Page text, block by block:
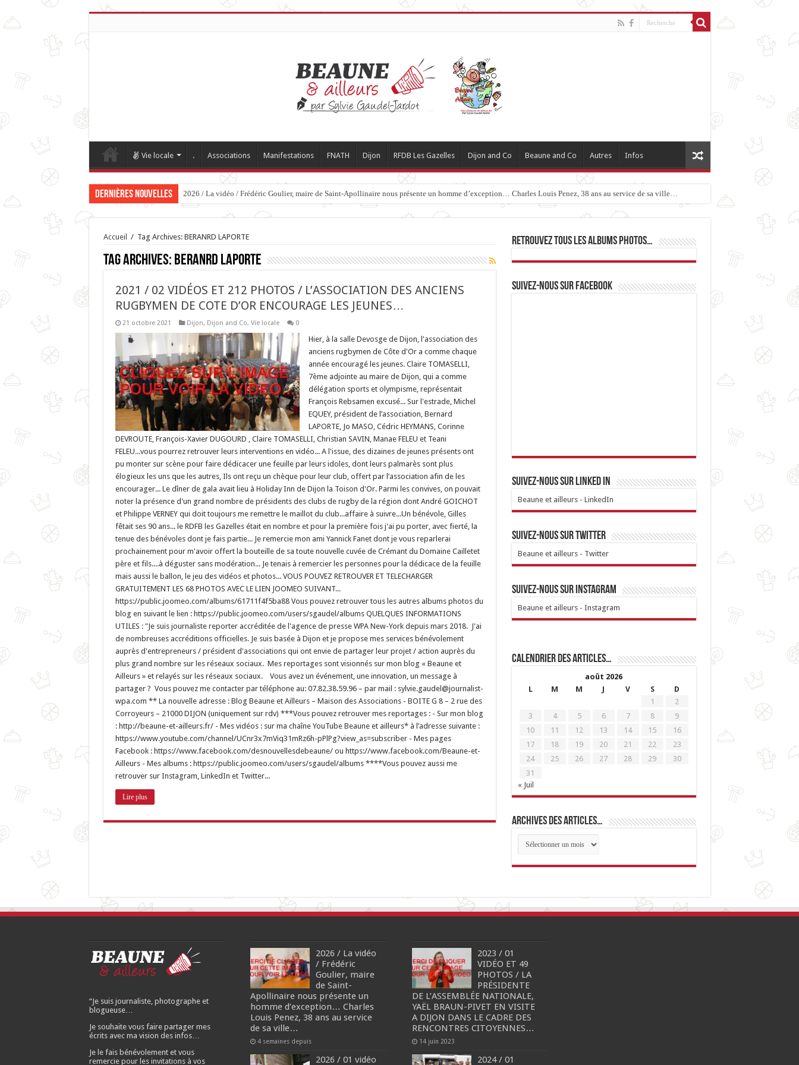
Vie locale . Associations Manifestations FNATH Dijon RFDB Les Gazelles Dijon and Co Beaune and Co Autres Infos
Dernières nouvelles 2026 / La vidéo / Frédéric Goulier, maire de Saint-Apollinaire nous présente un homme d’exception… Charles Louis Penez, 38 ans au service de sa ville…
Accueil / Tag Archives: BERANRD LAPORTE
Tag Archives: BERANRD LAPORTE
2021 / 02 VIDÉOS ET 212 PHOTOS / L’ASSOCIATION DES ANCIENS
RUGBYMEN DE COTE D’OR ENCOURAGE LES JEUNES…
21 octobre 2021 Dijon, Dijon and Co, Vie locale 0
Hier, à la salle Devosge de Dijon, l'association des
anciens rugbymen de Côte d'Or a comme chaque
année encouragé les jeunes. Claire TOMASELLI,
7ème adjointe au maire de Dijon, qui a comme
délégation sports et olympisme, représentait
François Rebsamen excusé... Sur l'estrade, Michel
EQUEY, président de l’association, Bernard
LAPORTE, Jo MASO, Cédric HEYMANS, Corinne
DEVROUTE, François-Xavier DUGOURD , Claire TOMASELLI, Christian SAVIN, Manae FELEU et Teani
FELEU...vous pourrez retrouver leurs interventions en vidéo... A l'issue, des dizaines de jeunes présents ont
pu monter sur scène pour faire dédicacer une feuille par leurs idoles, dont leurs palmarès sont plus
élogieux les uns que les autres, Ils ont reçu un chèque pour leur club, offert par l’association afin de les
encourager... Le dîner de gala avait lieu à Holiday Inn de Dijon la Toison d'Or. Parmi les convives, on pouvait
noter la présence d'un grand nombre de présidents des clubs de rugby de la région dont André GOICHOT
et Philippe VERNEY qui doit toujours me remettre le maillot du club...affaire à suivre...Un bénévole, Gilles
fêtait ses 90 ans... le RDFB les Gazelles était en nombre et pour la première fois j'ai pu porter, avec fierté, la
tenue des bénévoles dont je fais partie... Je remercie mon ami Yannick Fanet dont je vous reparlerai
prochainement pour m'avoir offert la bouteille de sa toute nouvelle cuvée de Crémant du Domaine Cailletet
père et fils....à déguster sans modération... Je tenais à remercier les personnes pour la dédicace de la feuille
mais aussi le ballon, le jeu des vidéos et photos... VOUS POUVEZ RETROUVER ET TELECHARGER
GRATUITEMENT LES 68 PHOTOS AVEC LE LIEN JOOMEO SUIVANT...
https://public.joomeo.com/albums/61711f4f5ba88 Vous pouvez retrouver tous les autres albums photos du
blog en suivant le lien : https://public.joomeo.com/users/sgaudel/albums QUELQUES INFORMATIONS
UTILES : "Je suis journaliste reporter accréditée de l'agence de presse WPA New-York depuis mars 2018. J'ai
de nombreuses accréditions officielles. Je suis basée à Dijon et je propose mes services bénévolement
auprès d'entrepreneurs / président d'associations qui ont envie de partager leur projet / action auprès du
plus grand nombre sur les réseaux sociaux. Mes reportages sont visionnés sur mon blog « Beaune et
Ailleurs » et relayés sur les réseaux sociaux. Vous avez un événement, une innovation, un message à
partager ? Vous pouvez me contacter par téléphone au: 07.82.38.59.96 – par mail : sylvie.gaudel@journalist-
wpa.com ** La nouvelle adresse : Blog Beaune et Ailleurs – Maison des Associations - BOITE G 8 – 2 rue des
Corroyeurs – 21000 DIJON (uniquement sur rdv) ***Vous pouvez retrouver mes reportages : - Sur mon blog
: http://beaune-et-ailleurs.fr/ - Mes vidéos : sur ma chaîne YouTube Beaune et ailleurs* à l’adresse suivante :
https://www.youtube.com/channel/UCnr3x7mViq31mRz6h-pPlPg?view_as=subscriber - Mes pages
Facebook : https://www.facebook.com/desnouvellesdebeaune/ ou https://www.facebook.com/Beaune-et-
Ailleurs - Mes albums : https://public.joomeo.com/users/sgaudel/albums ****Vous pouvez aussi me
retrouver sur Instagram, LinkedIn et Twitter...
Lire plus
Retrouvez tous les albums photos…
Suivez-nous sur Facebook
Suivez-nous sur linked IN
Beaune et ailleurs - LinkedIn
Suivez-nous sur Twitter
Beaune et ailleurs - Twitter
Suivez-nous sur Instagram
Beaune et ailleurs - Instagram
Calendrier des articles…
août 2026
L
M M J V S
D
1
2
3
4 5 6 7 8
9
10
11 12 13 14 15
16
17
18 19 20 21 22
23
24
25 26 27 28 29
30
31
« Juil
Archives des articles…
Archives
des
articles…
“Je suis journaliste, photographe et
blogueuse…
Je souhaite vous faire partager mes
écrits avec ma vision des infos…
Je le fais bénévolement et vous
remercie pour les invitations à vos
2026 / La vidéo
/ Frédéric
Goulier, maire
de Saint-
Apollinaire nous présente un
homme d’exception… Charles
Louis Penez, 38 ans au service
de sa ville…
4 semaines depuis
2026 / 01 vidéo
2023 / 01
VIDÉO ET 49
PHOTOS / LA
PRÉSIDENTE
DE L’ASSEMBLÉE NATIONALE,
YAËL BRAUN-PIVET EN VISITE
A DIJON DANS LE CADRE DES
RENCONTRES CITOYENNES…
14 juin 2023
2024 / 01